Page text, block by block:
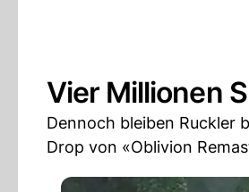
Vier Millionen
Dennoch bleiben Ruckler
Drop von «Oblivion